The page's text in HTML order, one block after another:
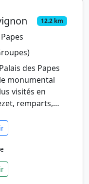
12.2 km
des Papes
monumental
visités en
remparts,